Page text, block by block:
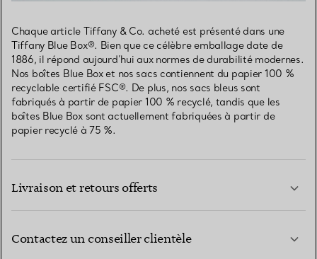
Chaque article Tiffany & Co. acheté est présenté dans une
Tiffany Blue Box®. Bien que ce célèbre emballage date de
1886, il répond aujourd’hui aux normes de durabilité modernes.
Nos boîtes Blue Box et nos sacs contiennent du papier 100 %
recyclable certifié FSC®. De plus, nos sacs bleus sont
fabriqués à partir de papier 100 % recyclé, tandis que les
boîtes Blue Box sont actuellement fabriquées à partir de
papier recyclé à 75 %.
Livraison et retours offerts
Contactez un conseiller clientèle